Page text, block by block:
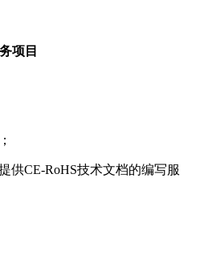
项目
供CE-RoHS技术文档的编写服